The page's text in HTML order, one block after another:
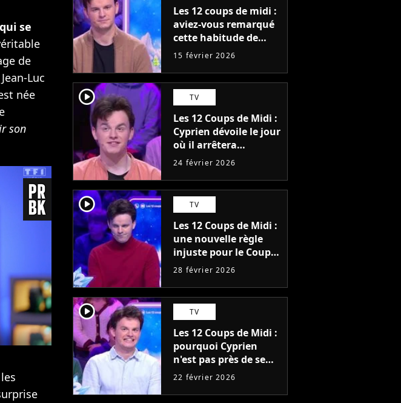
se
de
Luc
née
son
Les 12 coups de midi :
aviez-vous remarqué
cette habitude de
Cyprien pendant le
15 février 2026
player2 TV
Les 12 Coups de Midi :
Cyprien dévoile le jour
où il arrêtera
l'émission
24 février 2026
player2 TV
Les 12 Coups de Midi :
une nouvelle règle
injuste pour le Coup
de maître ? Cyprien
bas"
28 février 2026
player2 TV
Les 12 Coups de Midi :
pourquoi Cyprien
n'est pas près de se
faire éliminer sur TF1
22 février 2026